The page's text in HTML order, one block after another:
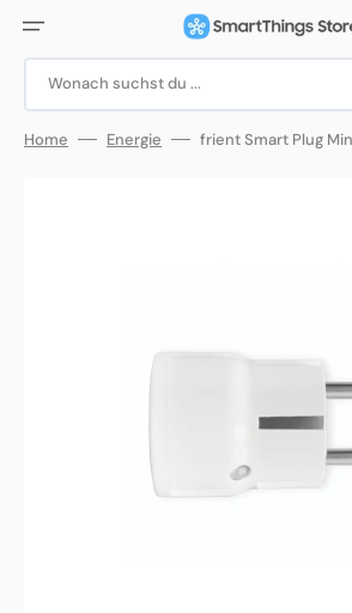
zum
Inhalt
Wonach suchst du ...
Home Energie frient Smart Plug
Medien